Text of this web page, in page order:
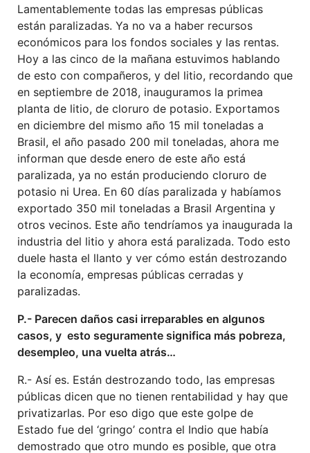
Lamentablemente todas las empresas públicas
están paralizadas. Ya no va a haber recursos
económicos para los fondos sociales y las rentas.
Hoy a las cinco de la mañana estuvimos hablando
de esto con compañeros, y del litio, recordando que
en septiembre de 2018, inauguramos la primea
planta de litio, de cloruro de potasio. Exportamos
en diciembre del mismo año 15 mil toneladas a
Brasil, el año pasado 200 mil toneladas, ahora me
informan que desde enero de este año está
paralizada, ya no están produciendo cloruro de
potasio ni Urea. En 60 días paralizada y habíamos
exportado 350 mil toneladas a Brasil Argentina y
otros vecinos. Este año tendríamos ya inaugurada la
industria del litio y ahora está paralizada. Todo esto
duele hasta el llanto y ver cómo están destrozando
la economía, empresas públicas cerradas y
paralizadas.
P.- Parecen daños casi irreparables en algunos
casos, y esto seguramente significa más pobreza,
desempleo, una vuelta atrás…
R.- Así es. Están destrozando todo, las empresas
públicas dicen que no tienen rentabilidad y hay que
privatizarlas. Por eso digo que este golpe de
Estado fue del ‘gringo’ contra el Indio que había
demostrado que otro mundo es posible, que otra